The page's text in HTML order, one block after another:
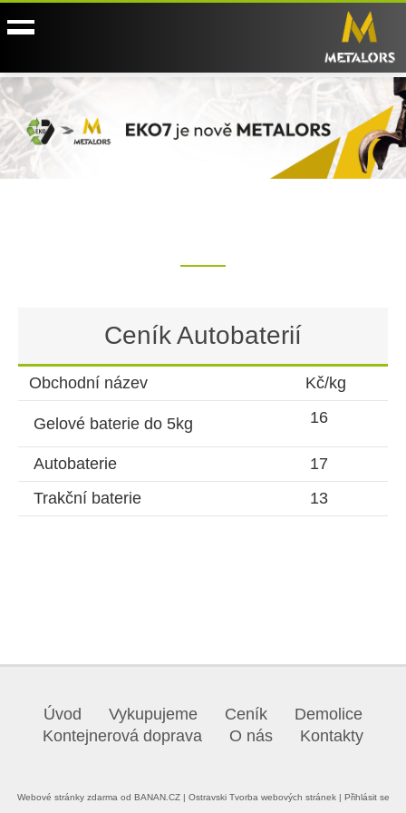
Ceník Autobaterií
Obchodní název Kč/kg
Gelové baterie do 5kg 16
Autobaterie
17
Trakční baterie
13
Úvod Vykupujeme Ceník
Demolice
Kontejnerová doprava
O nás Kontakty
Webové stránky zdarma od BANAN.CZ| Ostravski Tvorba webových stránek | Přihlásit se